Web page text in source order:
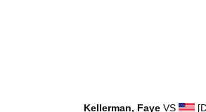
Kellerman, Faye VS